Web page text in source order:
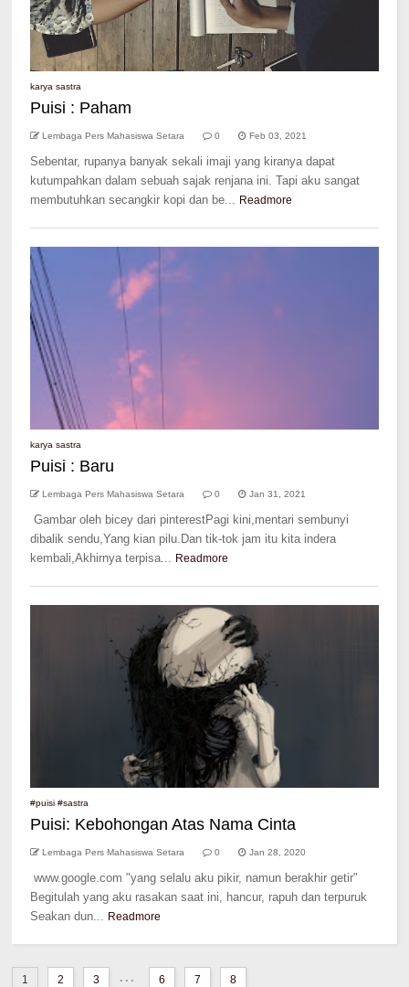
karya sastra
Puisi : Paham
Lembaga Pers Mahasiswa Setara 0 Feb 03, 2021
Sebentar, rupanya banyak sekali imaji yang kiranya dapat
kutumpahkan dalam sebuah sajak renjana ini. Tapi aku sangat
membutuhkan secangkir kopi dan be... Readmore
karya sastra
Puisi : Baru
Lembaga Pers Mahasiswa Setara 0 Jan 31, 2021
Gambar oleh bicey dari pinterestPagi kini,mentari sembunyi
dibalik sendu,Yang kian pilu.Dan tik-tok jam itu kita indera
kembali,Akhirnya terpisa... Readmore
#puisi #sastra
Puisi: Kebohongan Atas Nama Cinta
Lembaga Pers Mahasiswa Setara 0 Jan 28, 2020
www.google.com "yang selalu aku pikir, namun berakhir getir"
Begitulah yang aku rasakan saat ini, hancur, rapuh dan terpuruk
Seakan dun... Readmore
1 2 3 ... 6 7 8